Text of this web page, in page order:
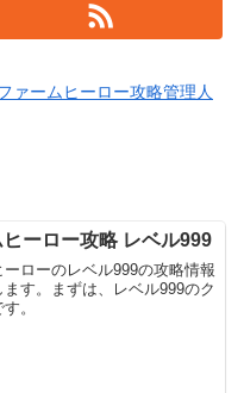
ァームヒーロー攻略管理人
ーロー攻略 レベル999
ーローのレベル999の攻略情報
ます。まずは、レベル999のク
。